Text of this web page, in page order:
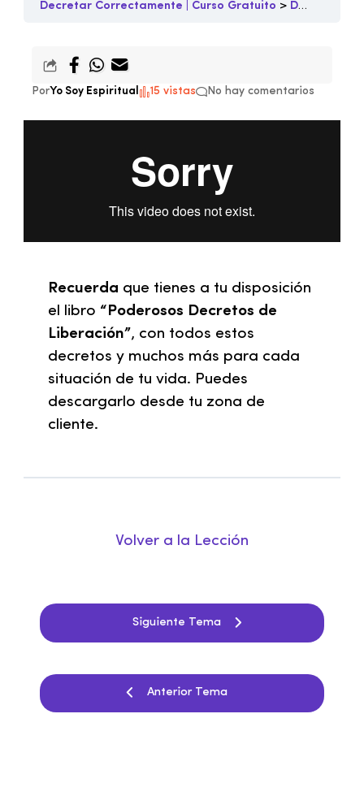
Decretar Correctamente | Curso Gratuito Decretos y Meditaciones 2
PorYo Soy Espiritual 15 vistas No hay comentarios
Recuerda que tienes a tu disposición
el libro “Poderosos Decretos de
Liberación”, con todos estos
decretos y muchos más para cada
situación de tu vida. Puedes
descargarlo desde tu zona de
cliente.
Anterior Tema
Volver a la Lección
Siguiente Tema